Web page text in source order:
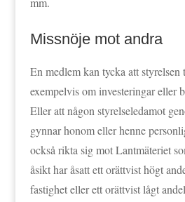
Missnöje mot andra
En medlem kan tycka att styrelsen
exempelvis om investeringar eller
Eller att någon styrelseledamot
gynnar honom eller henne
också rikta sig mot Lantmäteriet
åsikt har åsatt ett orättvist högt
fastighet eller ett orättvist lågt